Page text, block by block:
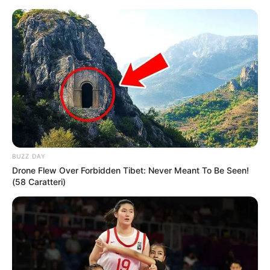
Königswinter - Burg Drachenfels im Siebengebirge
Königswinter Veranstaltungen Hotels
«zurück Königswinter
BUZZ DAY
Drone Flew Over Forbidden Tibet: Never Meant To Be Seen!
(58 Caratteri)